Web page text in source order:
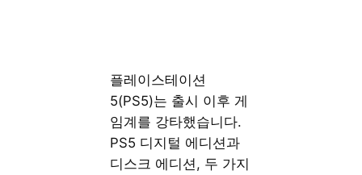
플레이스테이션
5(PS5)는 출시 이후 게
임계를 강타했습니다.
PS5 디지털 에디션과
디스크 에디션, 두 가지